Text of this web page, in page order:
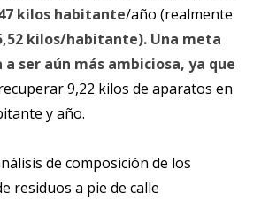
kilos habitante/año (realmente
kilos/habitante). Una meta
a ser aún más ambiciosa, ya que
9,22 kilos de aparatos en
y año.
de composición de los
residuos a pie de calle